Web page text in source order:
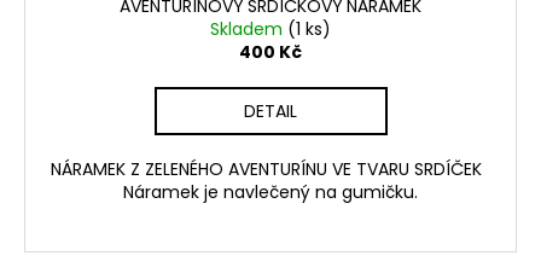
AVENTURÍNOVÝ SRDÍČKOVÝ NÁRAMEK
Skladem (1 ks)
400 Kč
DETAIL
NÁRAMEK Z ZELENÉHO AVENTURÍNU VE TVARU SRDÍČEK
Náramek je navlečený na gumičku.